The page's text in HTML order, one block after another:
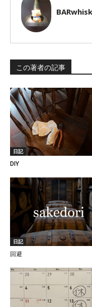
この著者の記事
日記
DIY
日記
回避